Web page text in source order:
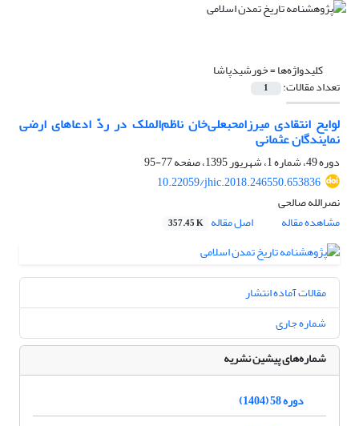
کلیدواژه‌ها =خورشید‌پاشا
تعداد مقالات: 1
لوایح انتقادی میرزامحبعلی‌خان ناظم‌الملک در ردّ ادعاهای ارضی
نمایندگان عثمانی
دوره 49، شماره 1، شهریور 1395، صفحه
77-95
10.22059/jhic.2018.246550.653836
نصرالله صالحی
مشاهده مقاله
اصل مقاله 357.45 K
مقالات آماده انتشار
شماره جاری
شماره‌های پیشین نشریه
دوره 58 (1404)